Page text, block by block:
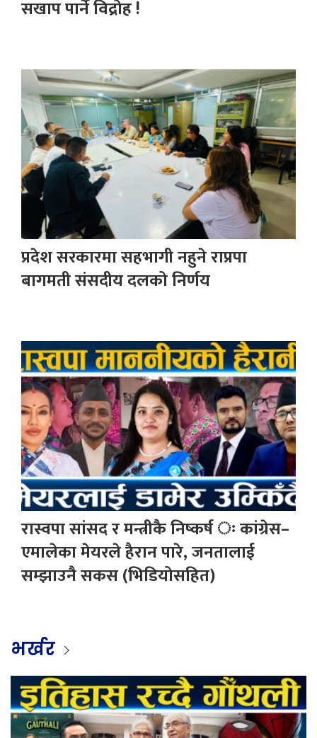
सखाप पार्ने विद्रोह !
प्रदेश सरकारमा सहभागी नहुने राप्रपा
बागमती संसदीय दलको निर्णय
रास्वपा सांसद र मन्त्रीकै निष्कर्ष ः कांग्रेस–
एमालेका मेयरले हैरान पारे, जनतालाई
सम्झाउनै सकस (भिडियोसहित)
भर्खर